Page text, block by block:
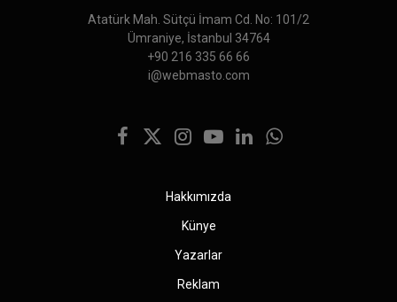
Atatürk Mah. Sütçü İmam Cd. No: 101/2
Ümraniye, İstanbul 34764
+90 216 335 66 66
i@webmasto.com
Facebook
X
Instagram
YouTubeLinkedInWhatsApp
Hakkımızda
Künye
Yazarlar
Reklam